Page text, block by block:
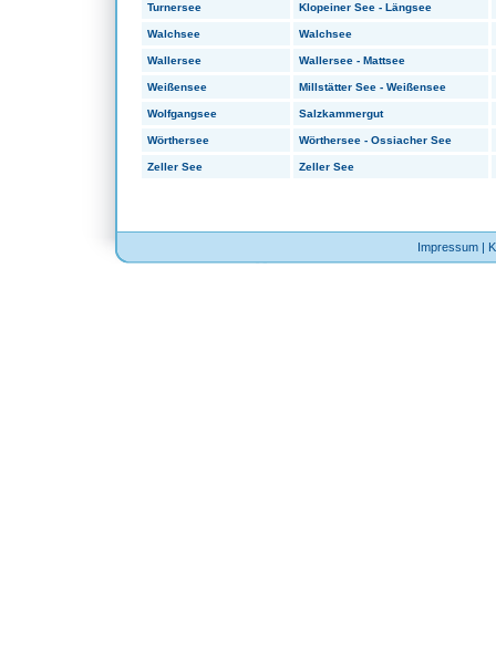
Turnersee Klopeiner See - Längsee
Walchsee Walchsee
Wallersee Wallersee - Mattsee
Weißensee Millstätter See - Weißensee
Wolfgangsee Salzkammergut
Wörthersee Wörthersee - Ossiacher See
Zeller See Zeller See
Impressum |